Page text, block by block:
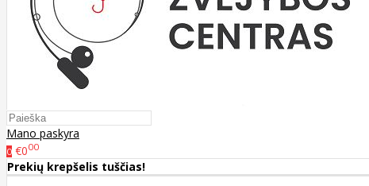
Mano paskyra
0 €000
Prekių krepšelis tuščias!